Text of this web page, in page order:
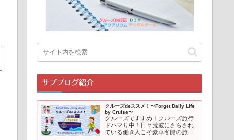
サブブログ紹介
クルーズdeススメ！〜Forget Daily Life
by Cruise〜
クルーズですすめ！クルーズ旅行
ドハマり中！日々荒波にさらされ
ている働き人こそ豪華客船の旅を